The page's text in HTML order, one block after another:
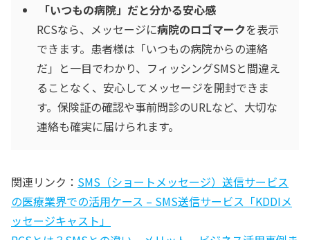
「いつもの病院」だと分かる安心感
RCSなら、メッセージに病院のロゴマークを表示
できます。患者様は「いつもの病院からの連絡
だ」と一目でわかり、フィッシングSMSと間違え
ることなく、安心してメッセージを開封できま
す。保険証の確認や事前問診のURLなど、大切な
連絡も確実に届けられます。
関連リンク： SMS（ショートメッセージ）送信サービス
の医療業界での活用ケース – SMS送信サービス「KDDIメ
ッセージキャスト」